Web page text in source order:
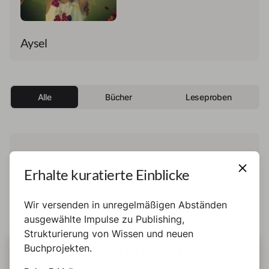
Aysel
Alle Bücher Leseproben
Leseprobe veröffentlicht.
DIESE SEITE BENUTZT COOKIES
Erhalte kuratierte Einblicke
Wir versenden in unregelmäßigen Abständen
ausgewählte Impulse zu Publishing,
Strukturierung von Wissen und neuen
Buchprojekten.